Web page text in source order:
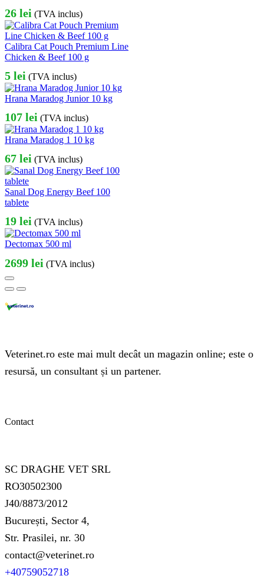
26 lei (TVA inclus)
Calibra Cat Pouch Premium Line
Chicken & Beef 100 g
5 lei (TVA inclus)
Hrana Maradog Junior 10 kg
107 lei (TVA inclus)
Hrana Maradog 1 10 kg
67 lei (TVA inclus)
Sanal Dog Energy Beef 100
tablete
19 lei (TVA inclus)
Dectomax 500 ml
2699 lei (TVA inclus)
Veterinet.ro este mai mult decât un magazin online; este o
resursă, un consultant și un partener.
Contact
SC DRAGHE VET SRL
RO30502300
J40/8873/2012
București, Sector 4,
Str. Prasilei, nr. 30
contact@veterinet.ro
+40759052718